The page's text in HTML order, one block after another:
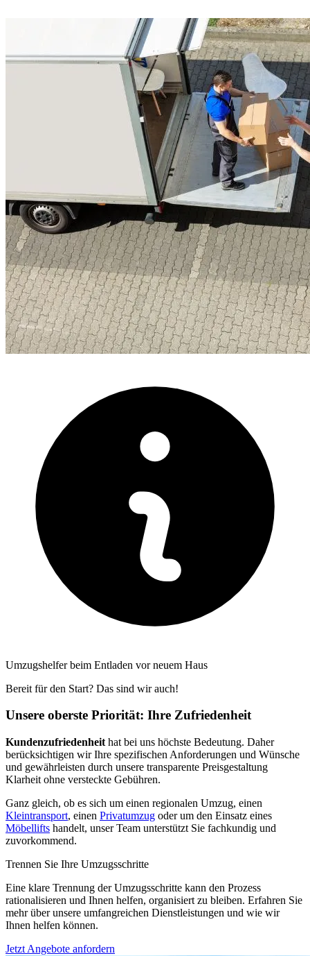
Umzugshelfer beim Entladen vor neuem Haus
Bereit für den Start? Das sind wir auch!
Unsere oberste Priorität: Ihre Zufriedenheit
Kundenzufriedenheit hat bei uns höchste Bedeutung. Daher
berücksichtigen wir Ihre spezifischen Anforderungen und Wünsche
und gewährleisten durch unsere transparente Preisgestaltung
Klarheit ohne versteckte Gebühren.
Ganz gleich, ob es sich um einen regionalen Umzug, einen
Kleintransport, einen Privatumzug oder um den Einsatz eines
Möbellifts handelt, unser Team unterstützt Sie fachkundig und
zuvorkommend.
Trennen Sie Ihre Umzugsschritte
Eine klare Trennung der Umzugsschritte kann den Prozess
rationalisieren und Ihnen helfen, organisiert zu bleiben. Erfahren Sie
mehr über unsere umfangreichen Dienstleistungen und wie wir
Ihnen helfen können.
Jetzt Angebote anfordern